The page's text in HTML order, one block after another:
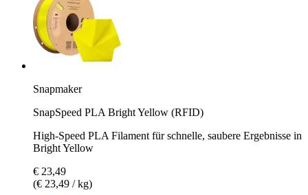
Snapmaker
SnapSpeed PLA Bright Yellow (RFID)
High-Speed PLA Filament für schnelle, saubere Ergebnisse in
Bright Yellow
€ 23,49
(€ 23,49 / kg)